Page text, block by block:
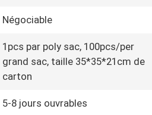
Négociable
1pcs par poly sac, 100pcs/per
grand sac, taille 35*35*21cm de
carton
5-8 jours ouvrables